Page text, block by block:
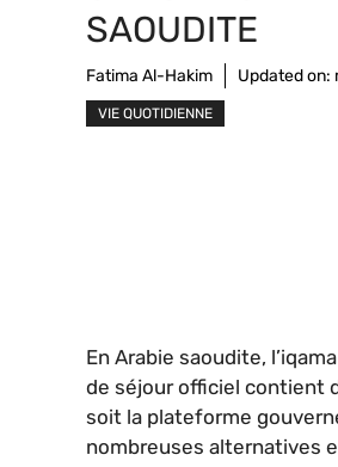
SAOUDITE
Fatima Al-Hakim Updated on:
VIE QUOTIDIENNE
En Arabie saoudite,
de séjour officiel contient
soit la plateforme
nombreuses alternatives